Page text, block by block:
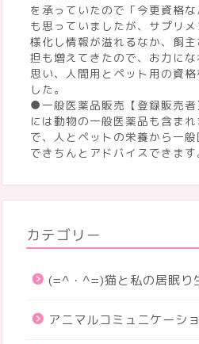
題名を書くの忘れたよ♪
を承っていたので「今更資格な
も思っていましたが、サプリメ
様化し情報が溢れるなか、飼主
担も増えてきたので、お力にな
思い、人間用とペット用の資格
した。
●一般医薬品販売【登録販売者
には動物の一般医薬品も含まれ
で、人とペットの栄養から一般
できちんとアドバイスできます
カテゴリー
(=^・^=)猫と私の居眠り
アニマルコミュニケーシ